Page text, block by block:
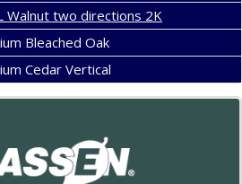
Walnut two directions 2K
Bleached Oak
Cedar Vertical